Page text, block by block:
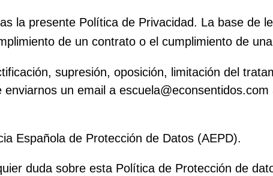
la presente Política de Privacidad. La base de
de un contrato o el cumplimiento de
supresión, oposición, limitación del
un email a
Española de Protección de Datos (AEPD).
duda sobre esta Política de Protección de